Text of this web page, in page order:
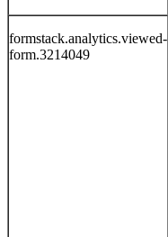
formstack.analytics.viewed-
form.3214049